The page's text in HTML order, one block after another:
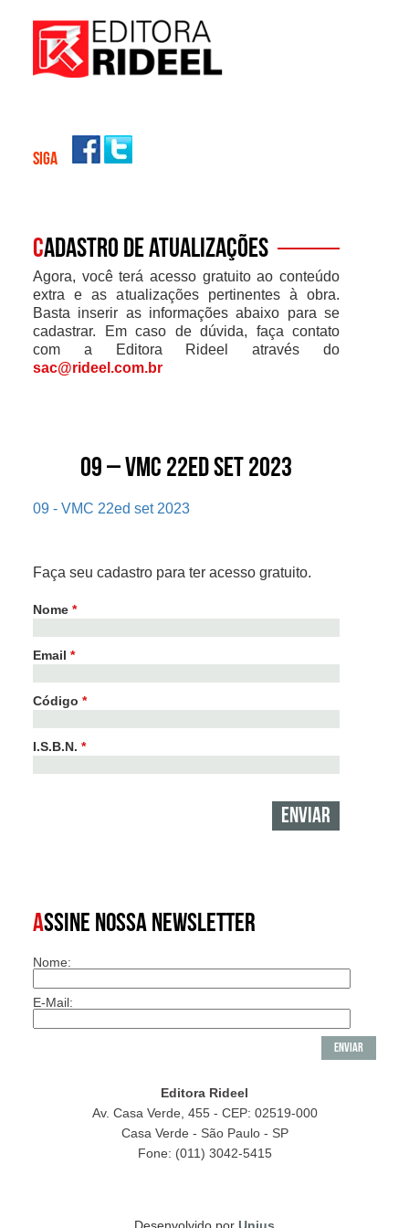
SIGA
Cadastro de atualizações
Agora, você terá acesso gratuito ao conteúdo
extra e as atualizações pertinentes à obra.
Basta inserir as informações abaixo para se
cadastrar. Em caso de dúvida, faça contato
com a Editora Rideel através do
sac@rideel.com.br
09 – VMC 22ed set 2023
09 - VMC 22ed set 2023
Faça seu cadastro para ter acesso gratuito.
Nome *
Email *
Código *
I.S.B.N. *
ASSINE NOSSA NEWSLETTER
Nome:
E-Mail:
Editora Rideel
Av. Casa Verde, 455 - CEP: 02519-000
Casa Verde - São Paulo - SP
Fone: (011) 3042-5415